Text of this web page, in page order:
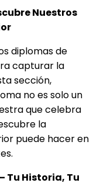
Nuestros
diplomas de
capturar la
sección,
no es solo un
que celebra
la
puede hacer en
Tu Historia, Tu